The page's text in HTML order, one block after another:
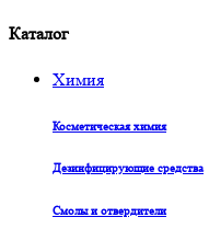
Каталог
Химия
Косметическая химия
Дезинфицирующие средства
Смолы и отвердители